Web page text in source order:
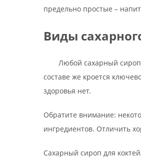
предельно простые –
Виды
Любой сахарный сироп
составе же кроется
здоровья нет.
Обратите внимание:
ингредиентов. Отличить
Сахарный сироп для